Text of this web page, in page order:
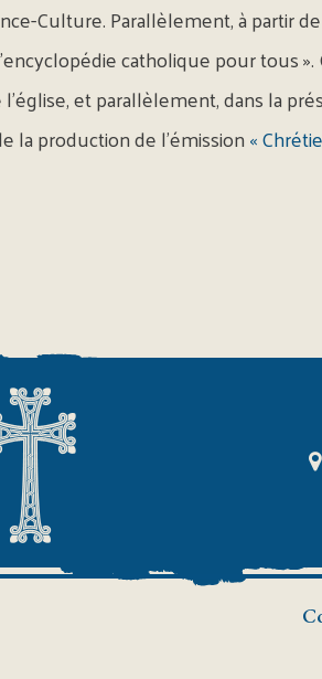
Culture. Parallèlement, à partir
catholique pour tous
et parallèlement, dans la
la production de l’émission«